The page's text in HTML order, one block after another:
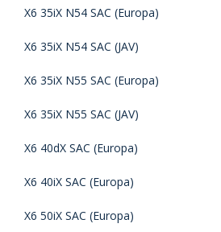
X6 35iX N54 SAC (Europa)
X6 35iX N54 SAC (JAV)
X6 35iX N55 SAC (Europa)
X6 35iX N55 SAC (JAV)
X6 40dX SAC (Europa)
X6 40iX SAC (Europa)
X6 50iX SAC (Europa)